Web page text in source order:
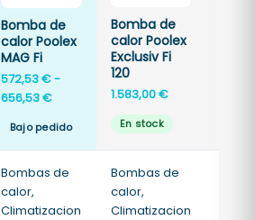
Bomba de
calor Poolex
MAG Fi
572,53€-
656,53€Rango
precios:
desde
572,53 €
656,53 €
Bajo pedido
Bomba de
calor Poolex
Exclusiv Fi
120
1.583,00€
En stock
Bombas de
calor,
Climatizacion
Bombas de
calor,
Climatizacion